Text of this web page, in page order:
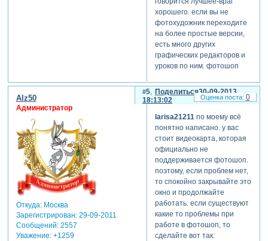
хорошего. если вы не
фотохудожник переходите
на более простые версии,
есть много других
графических редакторов и
уроков по ним. фотошоп
бесплатный графический
редактор paintnet, а уж у
хватает, не важно в чем
работать, а важно уметь
работать в чем бы то ни
было. и как пример, чтобы
не быть голословным, скрин
из paintnet его эффекты для
графики.
Зарегистрируйтесь, чтобы
увидеть ссылки
Поделиться
5
30-09-2013
18:13:02
Alz50
Администратор
Откуда:Москва
Зарегистрирован: 29-09-2011
Сообщений:2557
Уважение: +1259
larisa21211по моему всё
понятно написано. у вас
стоит видеокарта, которая
официально не
поддерживается фотошоп.
поэтому, если проблем нет,
то спокойно закрывайте это
окно и продолжайте
работать. если существуют
какие то проблемы при
работе в фотошоп, то
сделайте вот так:
0